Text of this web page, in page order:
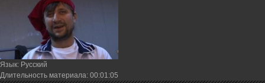
Язык: Русский
Длительность материала: 00:01:05